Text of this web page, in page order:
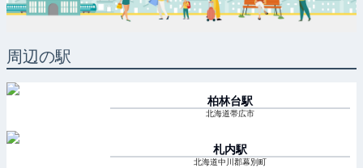
周辺の駅
柏林台駅
北海道帯広市
札内駅
北海道中川郡幕別町